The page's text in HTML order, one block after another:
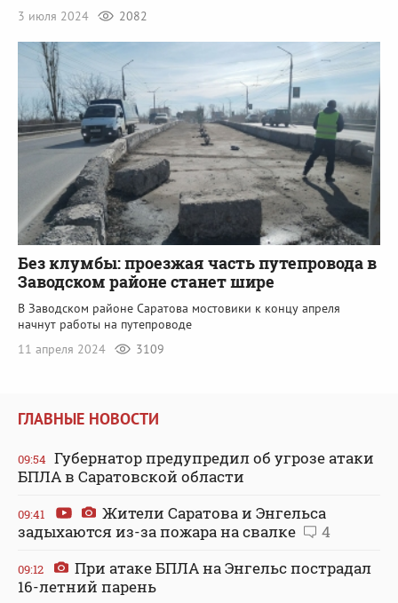
3 июля 2024
2082
Без клумбы: проезжая часть путепровода в
Заводском районе станет шире
В Заводском районе Саратова мостовики к концу апреля
начнут работы на путепроводе
11 апреля 2024
3109
ГЛАВНЫЕ НОВОСТИ
09:54 Губернатор предупредил об угрозе атаки
БПЛА в Саратовской области
09:41
Жители Саратова и Энгельса
задыхаются из-за пожара на свалке
4
09:12
При атаке БПЛА на Энгельс пострадал
16-летний парень